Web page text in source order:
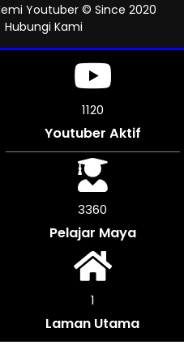
Youtuber © Since 2020
Hubungi Kami
1241
Youtuber Aktif
3720
Pelajar Maya
1
Laman Utama